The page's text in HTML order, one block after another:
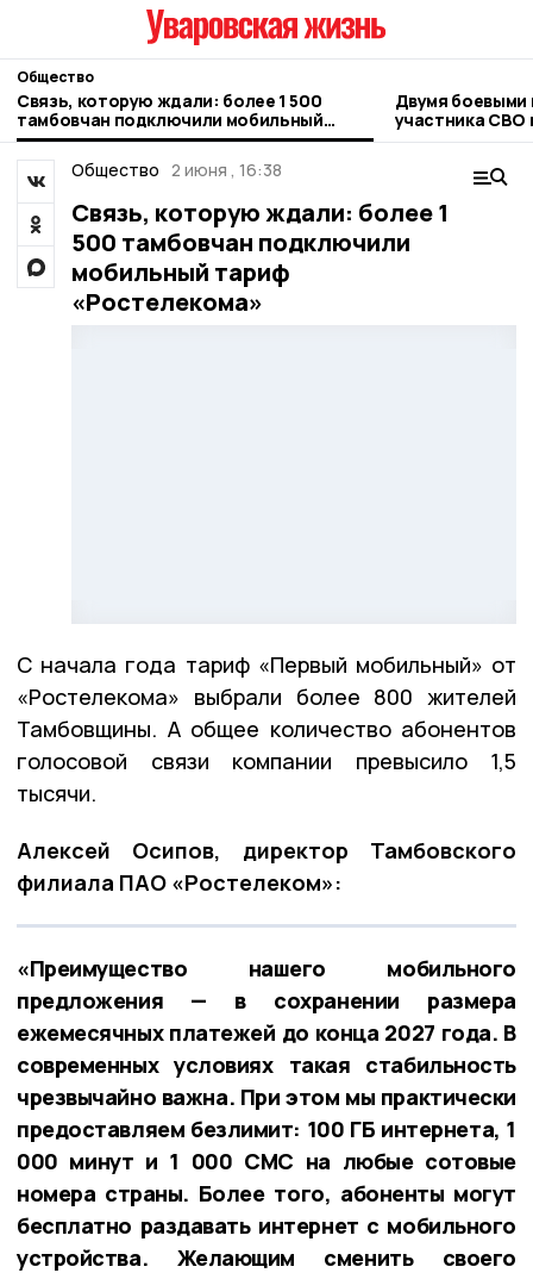
Общество
Связь, которую ждали: более 1 500
тамбовчан подключили мобильный
тариф «Ростелекома»
Двумя боевыми
участника СВО
Общество 2 июня , 16:38
Связь, которую ждали: более 1
500 тамбовчан подключили
мобильный тариф
«Ростелекома»
С начала года тариф «Первый мобильный» от
«Ростелекома» выбрали более 800 жителей
Тамбовщины. А общее количество абонентов
голосовой связи компании превысило 1,5
тысячи.
Алексей Осипов, директор Тамбовского
филиала ПАО «Ростелеком»:
«Преимущество нашего мобильного
предложения — в сохранении размера
ежемесячных платежей до конца 2027 года. В
современных условиях такая стабильность
чрезвычайно важна. При этом мы практически
предоставляем безлимит: 100 ГБ интернета, 1
000 минут и 1 000 СМС на любые сотовые
номера страны. Более того, абоненты могут
бесплатно раздавать интернет с мобильного
устройства. Желающим сменить своего